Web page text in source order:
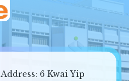
Address: 6 Kwai Yip